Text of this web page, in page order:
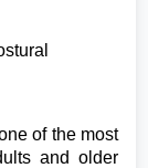
of the most
and older